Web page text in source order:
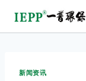
新闻资讯